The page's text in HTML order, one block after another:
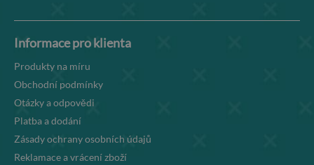
Informace pro klienta
Produkty na míru
Obchodní podmínky
Otázky a odpovědi
Platba a dodání
Zásady ochrany osobních údajů
Reklamace a vrácení zboží